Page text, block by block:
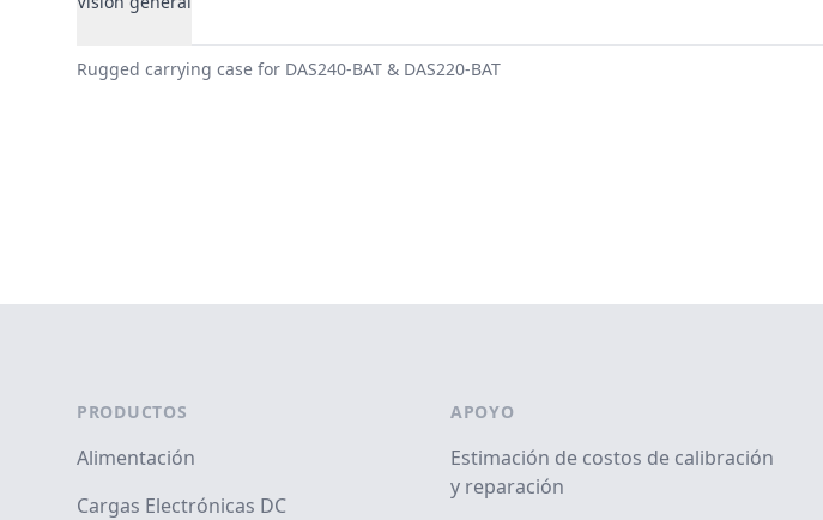
Visión general
Rugged carrying case for DAS240-BAT & DAS220-BAT
PRODUCTOS
Alimentación
Cargas Electrónicas DC
APOYO
Estimación de costos de calibración
y reparación